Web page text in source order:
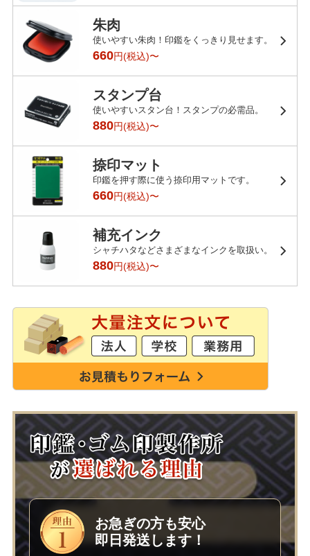
朱肉
使いやすい朱肉！印鑑をくっきり見せます。
660円(税込)〜
スタンプ台
使いやすいスタン台！スタンプの必需品。
880円(税込)〜
捺印マット
印鑑を押す際に使う捺印用マットです。
660円(税込)〜
補充インク
シャチハタなどさまざまなインクを取扱い。
880円(税込)〜
お急ぎの方も安心
即日発送します！